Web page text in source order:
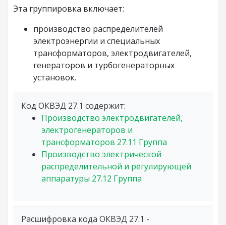
Эта группировка включает:
производство распределителей
электроэнергии и специальных
трансформаторов, электродвигателей,
генераторов и турбогенераторных
установок.
Код ОКВЭД 27.1 содержит:
Производство электродвигателей,
электрогенераторов и
трансформаторов 27.11 Группа
Производство электрической
распределительной и регулирующей
аппаратуры 27.12 Группа
Расшифровка кода ОКВЭД 27.1 -